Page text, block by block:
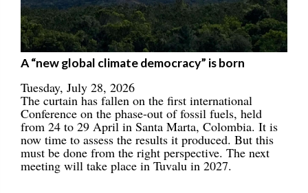
A “new global climate democracy” is born
Tuesday, July 28, 2026
The curtain has fallen on the first international
Conference on the phase-out of fossil fuels, held
from 24 to 29 April in Santa Marta, Colombia. It is
now time to assess the results it produced. But this
must be done from the right perspective. The next
meeting will take place in Tuvalu in 2027.